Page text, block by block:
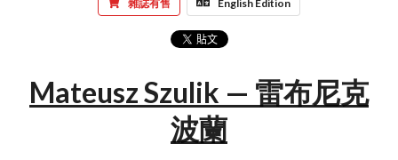
雜誌有售 English Edition
Mateusz Szulik — 雷布尼克
波蘭